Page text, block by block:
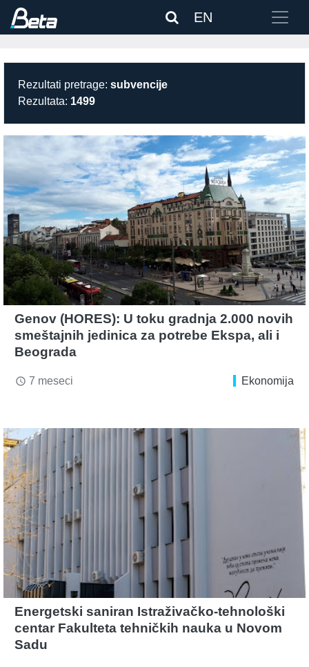
EN
Rezultati pretrage: subvencije
Rezultata: 1499
Genov (HORES): U toku gradnja 2.000 novih
smeštajnih jedinica za potrebe Ekspa, ali i
Beograda
access_time 7 meseci Ekonomija
Energetski saniran Istraživačko-tehnološki
centar Fakulteta tehničkih nauka u Novom
Sadu